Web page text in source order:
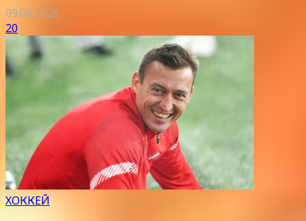
09.08.2026
20
ХОККЕЙ